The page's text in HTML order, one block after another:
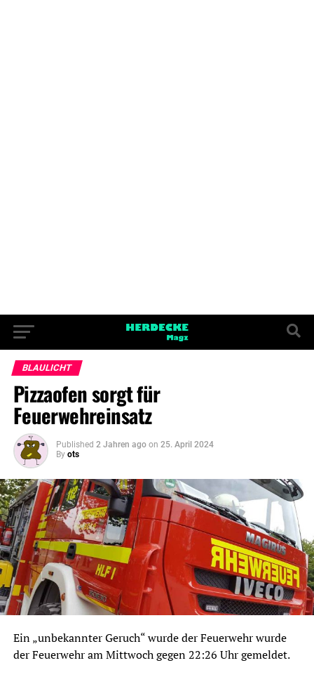
BLAULICHT
Pizzaofen sorgt für
Feuerwehreinsatz
Published 2 Jahren ago on 25. April 2024
By ots
Ein „unbekannter Geruch“ wurde der Feuerwehr wurde
der Feuerwehr am Mittwoch gegen 22:26 Uhr gemeldet.